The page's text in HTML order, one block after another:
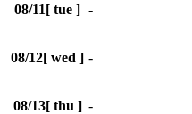
08/11[ tue ] -
08/12[ wed ] -
08/13[ thu ] -